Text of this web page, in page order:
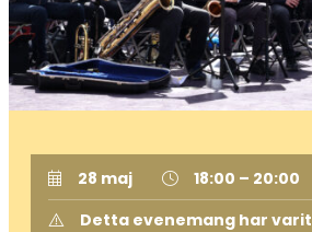
28 maj
18:00 – 20:00
Detta evenemang har varit